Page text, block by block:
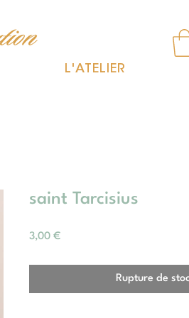
L'ATELIER
saint Tarcisius
3,00 €Prix
Rupture de